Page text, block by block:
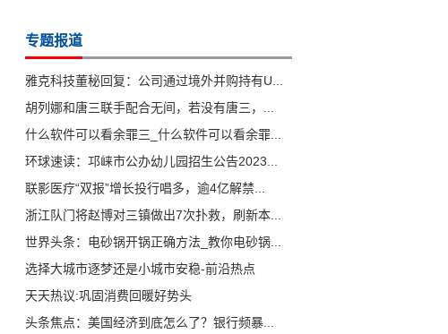
专题报道
雅克科技董秘回复：公司通过境外并购持有U...
胡列娜和唐三联手配合无间，若没有唐三，...
什么软件可以看余罪三_什么软件可以看余罪...
环球速读：邛崃市公办幼儿园招生公告2023...
联影医疗“双报”增长投行唱多，逾4亿解禁...
浙江队门将赵博对三镇做出7次扑救，刷新本...
世界头条：电砂锅开锅正确方法_教你电砂锅...
选择大城市逐梦还是小城市安稳-前沿热点
天天热议:巩固消费回暖好势头
头条焦点：美国经济到底怎么了？银行频暴...